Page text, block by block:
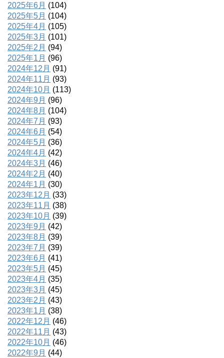
2025年6月 (104)
2025年5月 (104)
2025年4月 (105)
2025年3月 (101)
2025年2月 (94)
2025年1月 (96)
2024年12月 (91)
2024年11月 (93)
2024年10月 (113)
2024年9月 (96)
2024年8月 (104)
2024年7月 (93)
2024年6月 (54)
2024年5月 (36)
2024年4月 (42)
2024年3月 (46)
2024年2月 (40)
2024年1月 (30)
2023年12月 (33)
2023年11月 (38)
2023年10月 (39)
2023年9月 (42)
2023年8月 (39)
2023年7月 (39)
2023年6月 (41)
2023年5月 (45)
2023年4月 (35)
2023年3月 (45)
2023年2月 (43)
2023年1月 (38)
2022年12月 (46)
2022年11月 (43)
2022年10月 (46)
2022年9月 (44)